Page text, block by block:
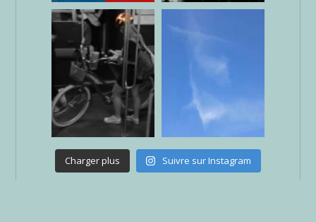
Charger plus Suivre sur Instagram